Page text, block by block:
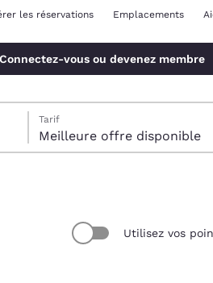
les réservations Emplacements
Connectez-vous ou devenez membre
Tarif
Meilleure offre disponible
Utilisez vos